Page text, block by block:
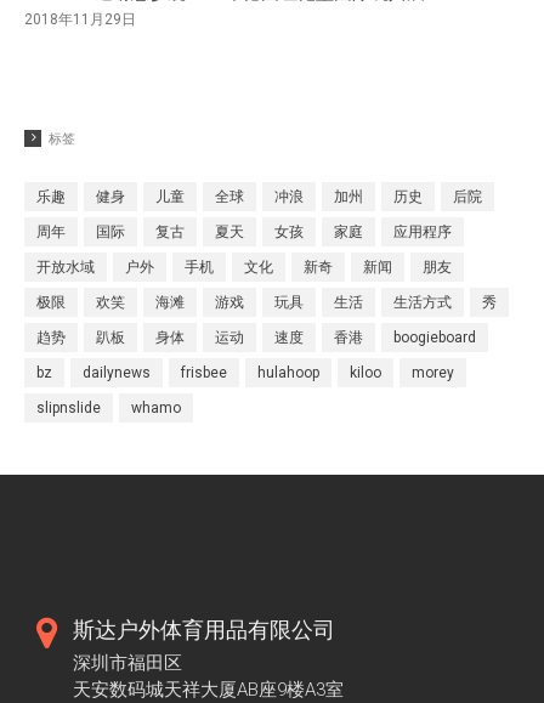
Wham-O邀请您参观2019年德国
2018年11月29日
标签
乐趣 健身 儿童 全球 冲浪 加州 历史 后院
周年 国际 复古 夏天 女孩 家庭 应用程序
开放水域 户外 手机 文化 新奇 新闻 朋友
极限 欢笑 海滩 游戏 玩具 生活 生活方式 秀
趋势 趴板 身体 运动 速度 香港 boogieboard
bz dailynews frisbee hulahoop kiloo morey
slipnslide whamo
斯达户外体育用品有限公司
深圳市福田区
天安数码城天祥大厦AB座9楼A3室